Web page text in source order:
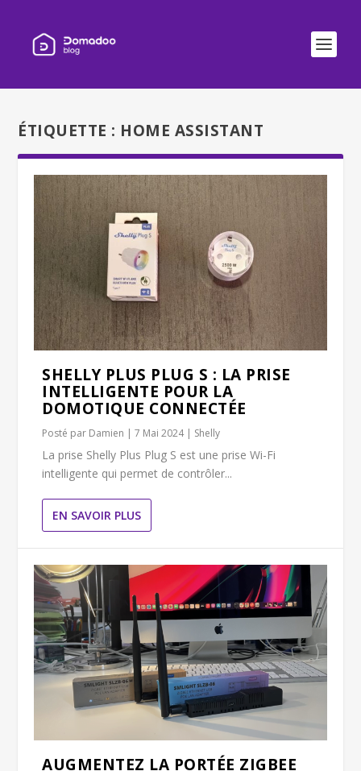
ÉTIQUETTE : HOME ASSISTANT
SHELLY PLUS PLUG S : LA PRISE
INTELLIGENTE POUR LA
DOMOTIQUE CONNECTÉE
Posté par Damien |7 Mai 2024| Shelly
La prise Shelly Plus Plug S est une prise Wi-Fi
intelligente qui permet de contrôler...
EN SAVOIR PLUS
AUGMENTEZ LA PORTÉE ZIGBEE